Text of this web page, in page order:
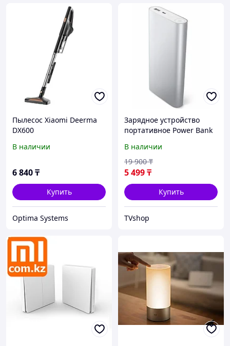
Пылесос Xiaomi Deerma
DX600
В наличии
6 840₸
Купить
Optima Systems
Зарядное устройство
портативное Power Bank
mAh} (Серебро / 20800
мА/ч)
В наличии
5 499₸
19 900 ₸
Купить
TVshop